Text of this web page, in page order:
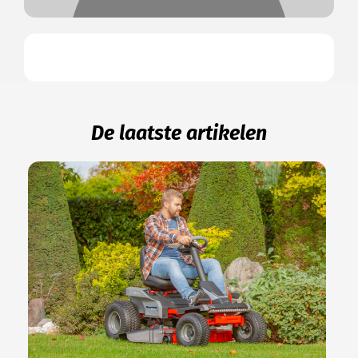
De laatste artikelen